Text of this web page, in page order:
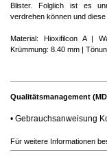
Blister. Folglich ist es
verdrehen können und
Material: Hioxifilcon A |
Krümmung: 8.40 mm |
Qualitätsmanagement
• Gebrauchsanweisung
Für weitere Informationen